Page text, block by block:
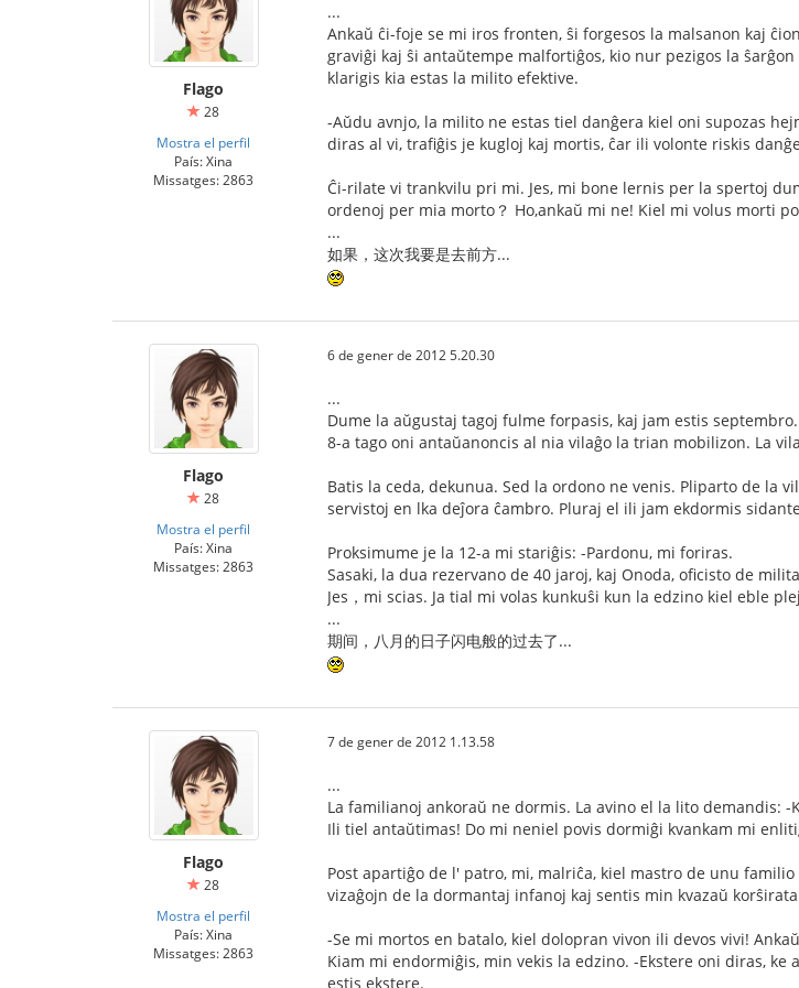
Flago
28
Mostra el perfil
País: Xina
Missatges: 2863
...
Ankaŭ ĉi-foje se mi iros fronten, ŝi forgesos la malsanon kaj
graviĝi kaj ŝi antaŭtempe malfortiĝos, kio nur pezigos la
klarigis kia estas la milito efektive.
-Aŭdu avnjo, la milito ne estas tiel danĝera kiel oni supozas
diras al vi, trafiĝis je kugloj kaj mortis, ĉar ili volonte riskis
Ĉi-rilate vi trankvilu pri mi. Jes, mi bone lernis per la spertoj
ordenoj per mia morto？ Ho,ankaŭ mi ne! Kiel mi volus morti
...
如果，这次我要是去前方...
Flago
28
Mostra el perfil
País: Xina
Missatges: 2863
6 de gener de 2012 5.20.30
...
Dume la aŭgustaj tagoj fulme forpasis, kaj jam estis
8-a tago oni antaŭanoncis al nia vilaĝo la trian mobilizon. La
Batis la ceda, dekunua. Sed la ordono ne venis. Pliparto de la
servistoj en lka deĵora ĉambro. Pluraj el ili jam ekdormis
Proksimume je la 12-a mi stariĝis: -Pardonu, mi foriras.
Sasaki, la dua rezervano de 40 jaroj, kaj Onoda, oficisto de
Jes，mi scias. Ja tial mi volas kunkuŝi kun la edzino kiel eble
...
期间，八月的日子闪电般的过去了...
Flago
28
Mostra el perfil
País: Xina
Missatges: 2863
7 de gener de 2012 1.13.58
...
La familianoj ankoraŭ ne dormis. La avino el la lito demandis:
Ili tiel antaŭtimas! Do mi neniel povis dormiĝi kvankam mi
Post apartiĝo de l' patro, mi, malriĉa, kiel mastro de unu
vizaĝojn de la dormantaj infanoj kaj sentis min kvazaŭ
-Se mi mortos en batalo, kiel dolopran vivon ili devos vivi!
Kiam mi endormiĝis, min vekis la edzino. -Ekstere oni diras,
estis ekstere.